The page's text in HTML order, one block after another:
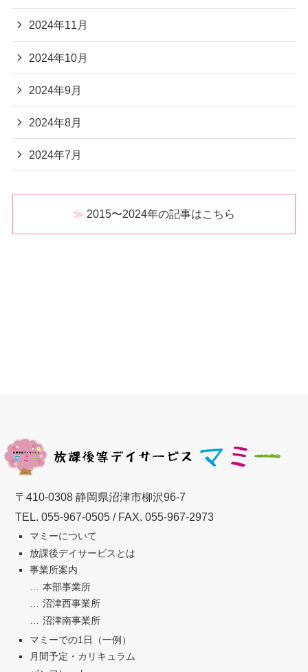
2024年11月
2024年10月
2024年9月
2024年8月
2024年7月
2015〜2024年の記事はこちら
〒410-0308 静岡県沼津市柳沢96-7
TEL.055-967-0505 / FAX. 055-967-2973
マミーについて
放課後デイサービスとは
事業所案内
本部事業所
沼津西事業所
沼津南事業所
マミーでの1日（一例）
月間予定・カリキュラム